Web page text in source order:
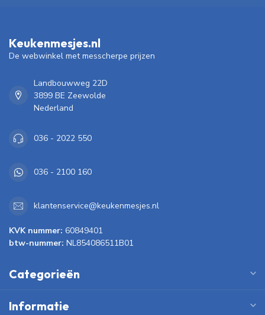
Keukenmesjes.nl
De webwinkel met messcherpe prijzen
Landbouwweg 22D
3899 BE Zeewolde
Nederland
036 - 2022 550
036 - 2100 160
klantenservice@keukenmesjes.nl
KVK nummer: 60849401
btw-nummer: NL854086511B01
Categorieën
Informatie